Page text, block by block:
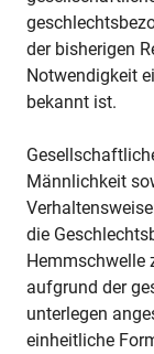
der bisherigen
Notwendigkeit
bekannt ist.
Männlichkeit
die
Hemmschwelle
aufgrund der
unterlegen
einheitliche